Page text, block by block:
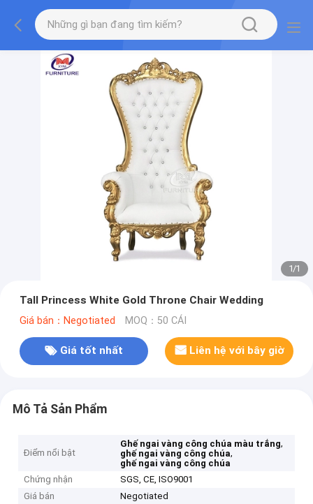
1/1
Tall Princess White Gold Throne Chair Wedding
Giá bán：Negotiated MOQ：50 CÁI
Giá tốt nhất Liên hệ với bây giờ
Mô Tả Sản Phẩm
Điểm nổi bật
Ghế ngai vàng công chúa màu trắng,
ghế ngai vàng công chúa,
ghế ngai vàng công chúa
Chứng nhận
SGS, CE, ISO9001
Giá bán
Negotiated